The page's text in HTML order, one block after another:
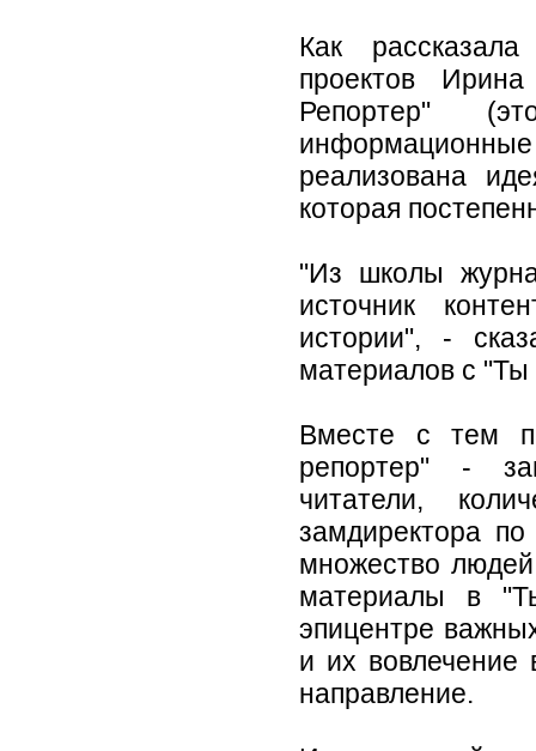
Как
проектов
Репортер"
реализована
которая
"Из школы
источник
истории", -
материалов с "Ты
Вместе с тем
репортер" -
читатели,
замдиректора
множество
материалы в
эпицентре
и их вовлечение
направление.